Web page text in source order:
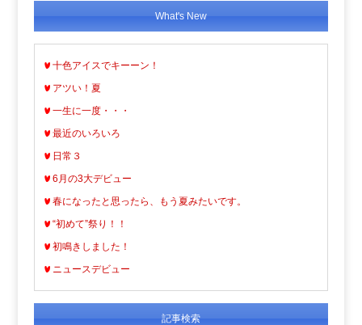
What's New
十色アイスでキーーン！
アツい！夏
一生に一度・・・
最近のいろいろ
日常３
6月の3大デビュー
春になったと思ったら、もう夏みたいです。
“初めて”祭り！！
初鳴きしました！
ニュースデビュー
記事検索